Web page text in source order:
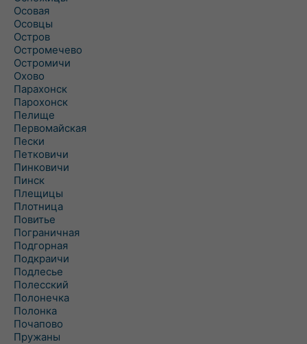
Осовая
Осовцы
Остров
Остромечево
Остромичи
Охово
Парахонск
Парохонск
Пелище
Первомайская
Пески
Петковичи
Пинковичи
Пинск
Плещицы
Плотница
Повитье
Пограничная
Подгорная
Подкраичи
Подлесье
Полесский
Полонечка
Полонка
Почапово
Пружаны